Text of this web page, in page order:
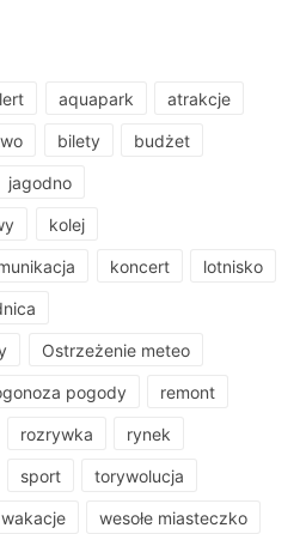
aquapark atrakcje
bilety budżet
jagodno
kolej
koncert lotnisko
Ostrzeżenie meteo
pogody remont
rozrywka rynek
sport torywolucja
wakacje wesołe miasteczko